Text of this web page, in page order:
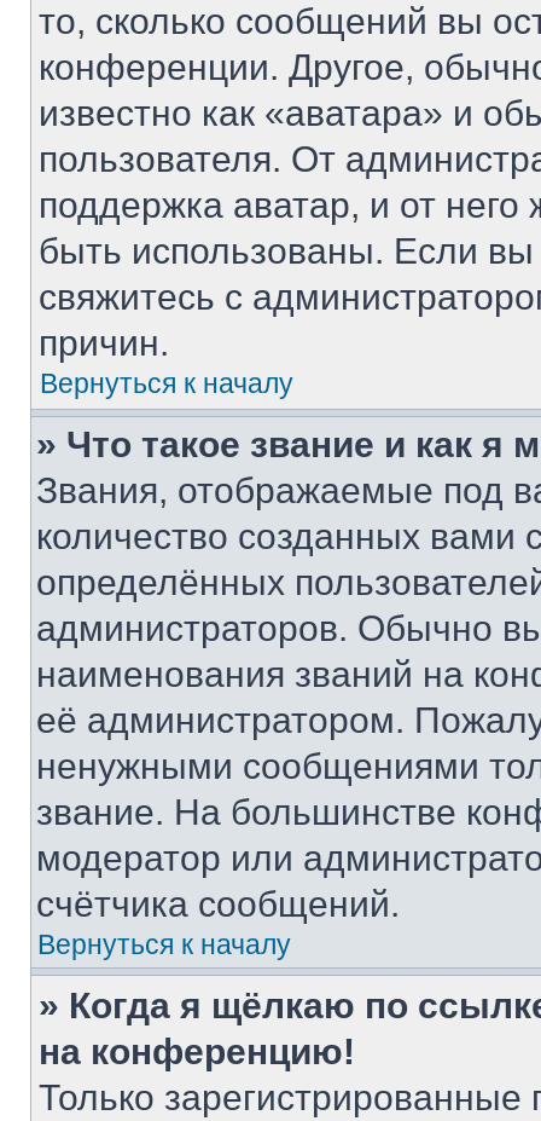
то, сколько сообщений вы
конференции. Другое,
известно как «аватара» и
пользователя. От
поддержка аватар, и от него
быть использованы. Если
свяжитесь с
причин.
Вернуться к началу
» Что такое звание и как я
Звания, отображаемые под
количество созданных
определённых
администраторов. Обычно
наименования званий на
её администратором.
ненужными сообщениями
звание. На большинстве
модератор или
счётчика сообщений.
Вернуться к началу
» Когда я щёлкаю по
на конференцию!
Только зарегистрированные